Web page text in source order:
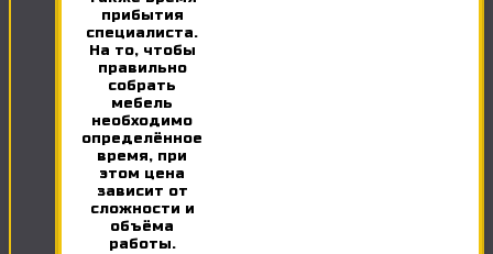
прибытия
специалиста.
На то, чтобы
правильно
собрать
мебель
необходимо
определённое
время, при
этом цена
зависит от
сложности и
объёма
работы.